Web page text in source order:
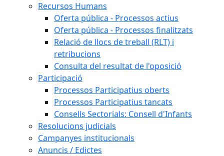
Recursos Humans
Oferta pública - Processos actius
Oferta pública - Processos finalitzats
Relació de llocs de treball (RLT) i
retribucions
Consulta del resultat de l'oposició
Participació
Processos Participatius oberts
Processos Participatius tancats
Consells Sectorials: Consell d'Infants
Resolucions judicials
Campanyes institucionals
Anuncis / Edictes